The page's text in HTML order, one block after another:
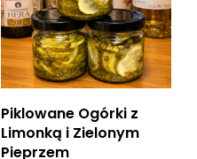
Dodaj do koszyka
Piklowane Ogórki z
Limonką i Zielonym
Pieprzem